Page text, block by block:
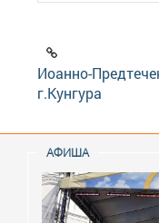
Иоанно-
г.Кунгура
АФИША